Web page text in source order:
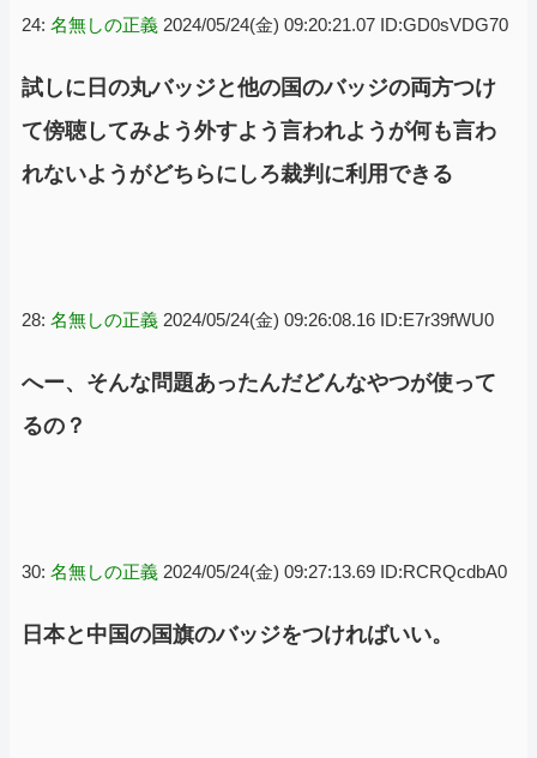
24: 名無しの正義 2024/05/24(金) 09:20:21.07 ID:GD0sVDG70
試しに日の丸バッジと他の国のバッジの両方つけ
て傍聴してみよう外すよう言われようが何も言わ
れないようがどちらにしろ裁判に利用できる
28: 名無しの正義 2024/05/24(金) 09:26:08.16 ID:E7r39fWU0
へー、そんな問題あったんだどんなやつが使って
るの？
30: 名無しの正義 2024/05/24(金) 09:27:13.69 ID:RCRQcdbA0
日本と中国の国旗のバッジをつければいい。